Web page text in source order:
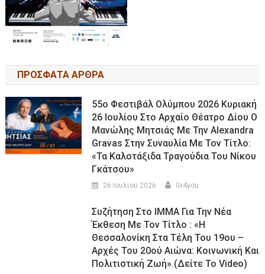
ΠΡΟΣΦΑΤΑ ΑΡΘΡΑ
55ο Φεστιβάλ Ολύμπου 2026 Κυριακή
26 Ιουλίου Στο Αρχαίο Θέατρο Δίου Ο
Μανώλης Μητσιάς Με Την Alexandra
Gravas Στην Συναυλία Με Τον Τίτλο:
«τα Καλοτάξιδα Τραγούδια Του Νίκου
Γκάτσου»
26 Ιουλίου 2026 Gr4you
Συζήτηση Στο ΙΜΜΑ Για Την Νέα
Έκθεση Με Τον Τίτλο : «Η
Θεσσαλονίκη Στα Τέλη Του 19ου –
Αρχές Του 20ού Αιώνα: Κοινωνική Και
Πολιτιστική Ζωή».(Δείτε Το Video)